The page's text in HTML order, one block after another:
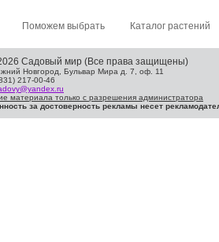
Поможем выбрать Каталог растений
Садовый мир (Все права защищены)
Новгород, Бульвар Мира д. 7, оф. 11
217-00-46
материала только с разрешения администратора
за достоверность рекламы несет